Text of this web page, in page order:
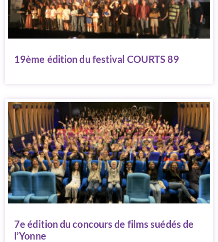
19ème édition du festival COURTS 89
7e édition du concours de films suédés de
l’Yonne